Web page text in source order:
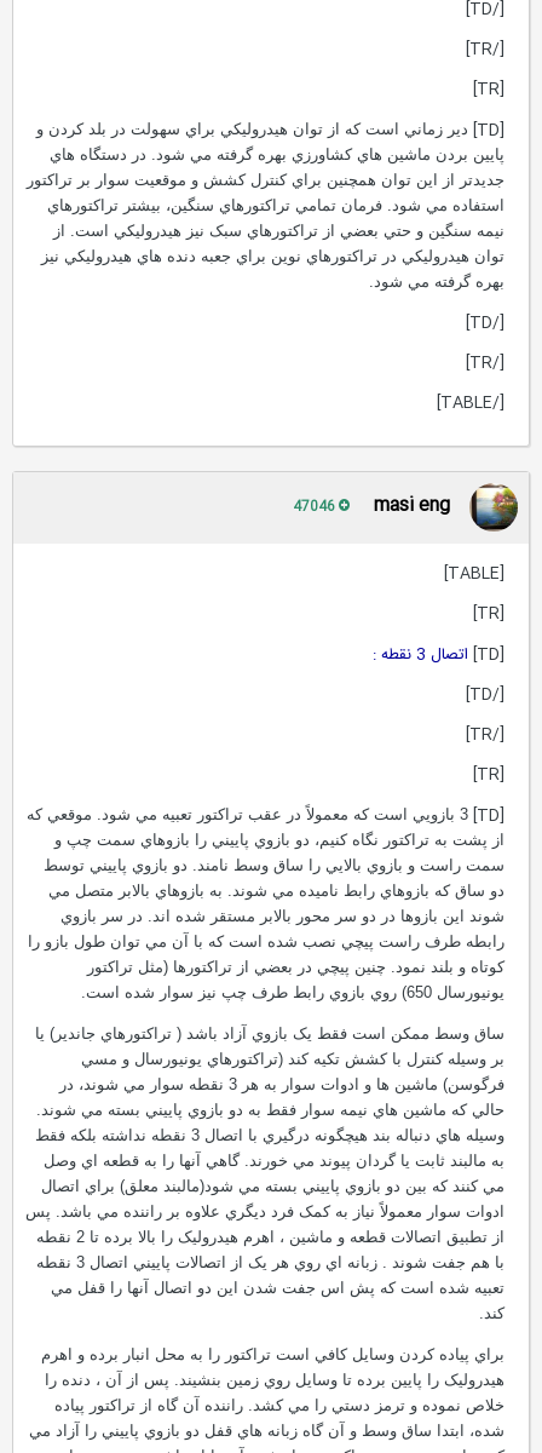
دير زماني است که از توان هيدروليکي براي سهولت در بلد کردن و
پايين بردن ماشين هاي کشاورزي بهره گرفته مي شود. در دستگاه هاي
جديدتر از اين توان همچنين براي کنترل کشش و موقعيت سوار بر تراکتور
استفاده مي شود. فرمان تمامي تراکتورهاي سنگين، بيشتر تراکتورهاي
نيمه سنگين و حتي بعضي از تراکتورهاي سبک نيز هيدروليکي است. از
توان هيدروليکي در تراکتورهاي نوين براي جعبه دنده هاي هيدروليکي نيز
بهره گرفته مي شود.
masi eng
اتصال 3 نقطه :
3 بازويي است که معمولاً در عقب تراکتور تعبيه مي شود. موقعي که
از پشت به تراکتور نگاه کنيم، دو بازوي پاييني را بازوهاي سمت چپ و
سمت راست و بازوي بالايي را ساق وسط نامند. دو بازوي پاييني توسط
دو ساق که بازوهاي رابط ناميده مي شوند. به بازوهاي بالابر متصل مي
شوند اين بازوها در دو سر محور بالابر مستقر شده اند. در سر بازوي
رابطه طرف راست پيچي نصب شده است که با آن مي توان طول بازو را
کوتاه و بلند نمود. چنين پيچي در بعضي از تراکتورها (مثل تراکتور
يونيورسال 650) روي بازوي رابط طرف چپ نيز سوار شده است.
ساق وسط ممکن است فقط يک بازوي آزاد باشد ( تراکتورهاي جاندير) يا
بر وسيله کنترل با کشش تکيه کند (تراکتورهاي يونيورسال و مسي
فرگوسن) ماشين ها و ادوات سوار به هر 3 نقطه سوار مي شوند، در
حالي که ماشين هاي نيمه سوار فقط به دو بازوي پاييني بسته مي شوند.
وسيله هاي دنباله بند هيچگونه درگيري با اتصال 3 نقطه نداشته بلکه فقط
به مالبند ثابت يا گردان پيوند مي خورند. گاهي آنها را به قطعه اي وصل
مي کنند که بين دو بازوي پاييني بسته مي شود(مالبند معلق) براي اتصال
ادوات سوار معمولاً نياز به کمک فرد ديگري علاوه بر راننده مي باشد. پس
از تطبيق اتصالات قطعه و ماشين ، اهرم هيدروليک را بالا برده تا 2 نقطه
با هم جفت شوند . زبانه اي روي هر يک از اتصالات پاييني اتصال 3 نقطه
تعبيه شده است که پش اس جفت شدن اين دو اتصال آنها را قفل مي
کند.
براي پياده کردن وسايل کافي است تراکتور را به محل انبار برده و اهرم
هيدروليک را پايين برده تا وسايل روي زمين بنشيند. پس از آن ، دنده را
خلاص نموده و ترمز دستي را مي کشد. راننده آن گاه از تراکتور پياده
شده، ابتدا ساق وسط و آن گاه زبانه هاي قفل دو بازوي پاييني را آزاد مي